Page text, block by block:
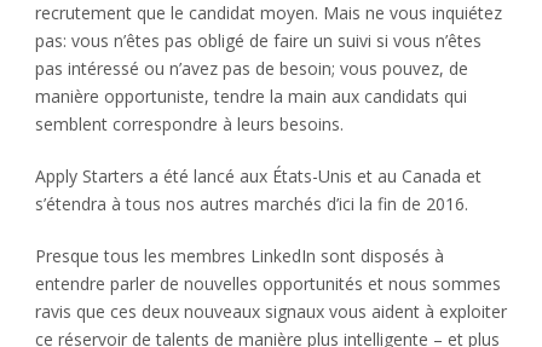
recrutement que le candidat moyen. Mais ne vous inquiétez
pas: vous n’êtes pas obligé de faire un suivi si vous n’êtes
pas intéressé ou n’avez pas de besoin; vous pouvez, de
manière opportuniste, tendre la main aux candidats qui
semblent correspondre à leurs besoins.
Apply Starters a été lancé aux États-Unis et au Canada et
s’étendra à tous nos autres marchés d’ici la fin de 2016.
Presque tous les membres LinkedIn sont disposés à
entendre parler de nouvelles opportunités et nous sommes
ravis que ces deux nouveaux signaux vous aident à exploiter
ce réservoir de talents de manière plus intelligente – et plus